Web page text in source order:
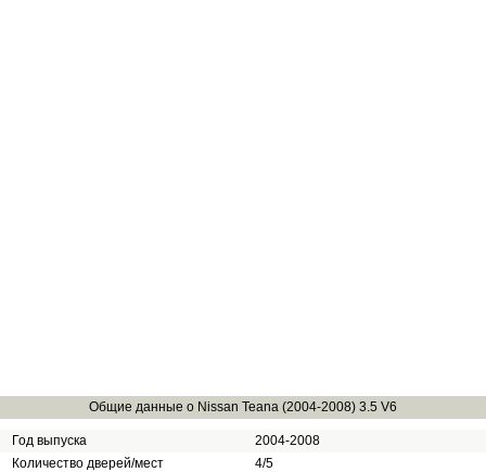
Общие данные о Nissan Teana (2004-2008) 3.5 V6
Год выпуска
2004-2008
Количество дверей/мест
4/5